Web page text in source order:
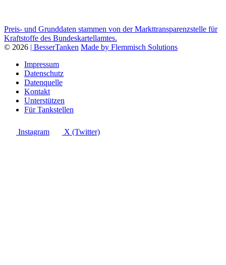
Preis- und Grunddaten stammen von der Markttransparenzstelle für
Kraftstoffe des Bundeskartellamtes.
© 2026 | BesserTanken Made by Flemmisch Solutions
Impressum
Datenschutz
Datenquelle
Kontakt
Unterstützen
Für Tankstellen
Instagram X (Twitter)